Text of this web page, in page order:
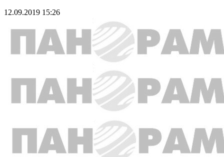
12.09.2019 15:26